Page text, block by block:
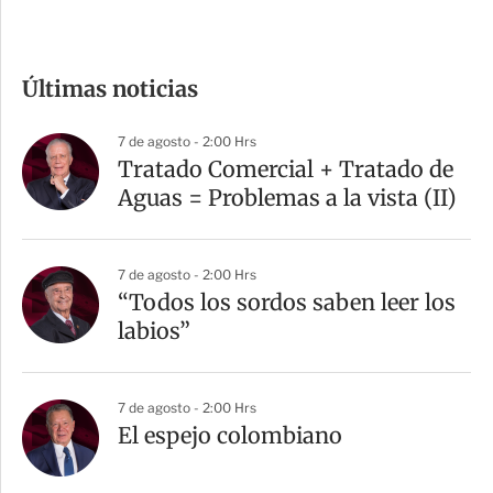
p
a
r
t
Últimas noticias
7 de agosto - 2:00 Hrs
Tratado Comercial + Tratado de
Aguas = Problemas a la vista (II)
7 de agosto - 2:00 Hrs
“Todos los sordos saben leer los
labios”
7 de agosto - 2:00 Hrs
El espejo colombiano